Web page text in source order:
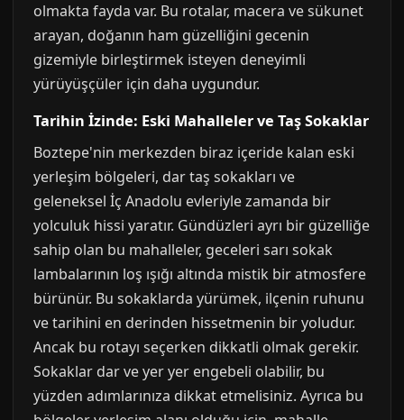
olmakta fayda var. Bu rotalar, macera ve sükunet
arayan, doğanın ham güzelliğini gecenin
gizemiyle birleştirmek isteyen deneyimli
yürüyüşçüler için daha uygundur.
Tarihin İzinde: Eski Mahalleler ve Taş Sokaklar
Boztepe'nin merkezden biraz içeride kalan eski
yerleşim bölgeleri, dar taş sokakları ve
geleneksel İç Anadolu evleriyle zamanda bir
yolculuk hissi yaratır. Gündüzleri ayrı bir güzelliğe
sahip olan bu mahalleler, geceleri sarı sokak
lambalarının loş ışığı altında mistik bir atmosfere
bürünür. Bu sokaklarda yürümek, ilçenin ruhunu
ve tarihini en derinden hissetmenin bir yoludur.
Ancak bu rotayı seçerken dikkatli olmak gerekir.
Sokaklar dar ve yer yer engebeli olabilir, bu
yüzden adımlarınıza dikkat etmelisiniz. Ayrıca bu